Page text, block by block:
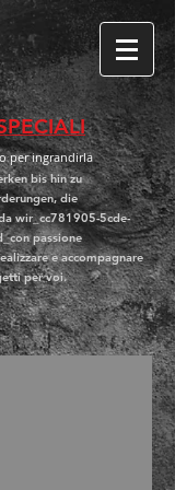
per ingrandirla
bis hin zu
die
wir_cc781905-5cde-
passione
e accompagnare
per voi.